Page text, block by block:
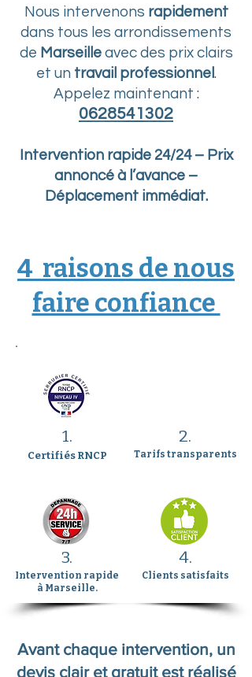
Nous intervenons rapidement
dans tous les arrondissements
de Marseilleavec des prix clairs
et un travail professionnel .
Appelez maintenant :
0628541302
Intervention rapide 24/24 – Prix
annoncé à l’avance –
Déplacement immédiat.
4 raisons de nous
faire confiance
1. 2.
Certifiés RNCP Tarifs transparents
3. 4.
Intervention rapide
à Marseille.
Clients satisfaits
Avant chaque intervention, un
devis clair et gratuit est réalisé